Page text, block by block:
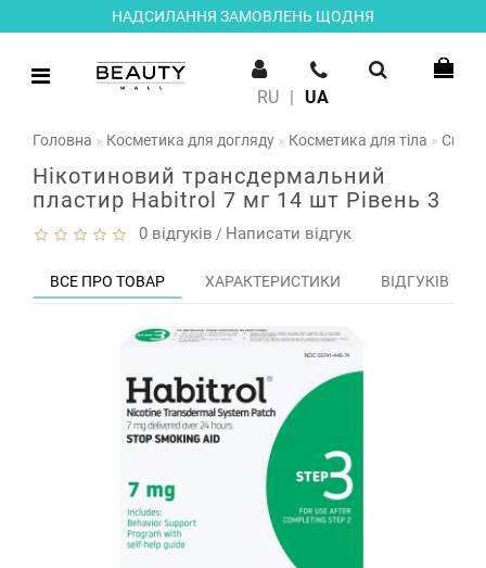
НАДСИЛАННЯ ЗАМОВЛЕНЬ ЩОДНЯ
RU | UA
Головна Косметика для догляду Косметика для тіла
Нікотиновий трансдермальний
пластир Habitrol 7 мг 14 шт Рівень 3
0 відгуків / Написати відгук
ВСЕ ПРО ТОВАР ХАРАКТЕРИСТИКИ ВІДГУКІВ (0)